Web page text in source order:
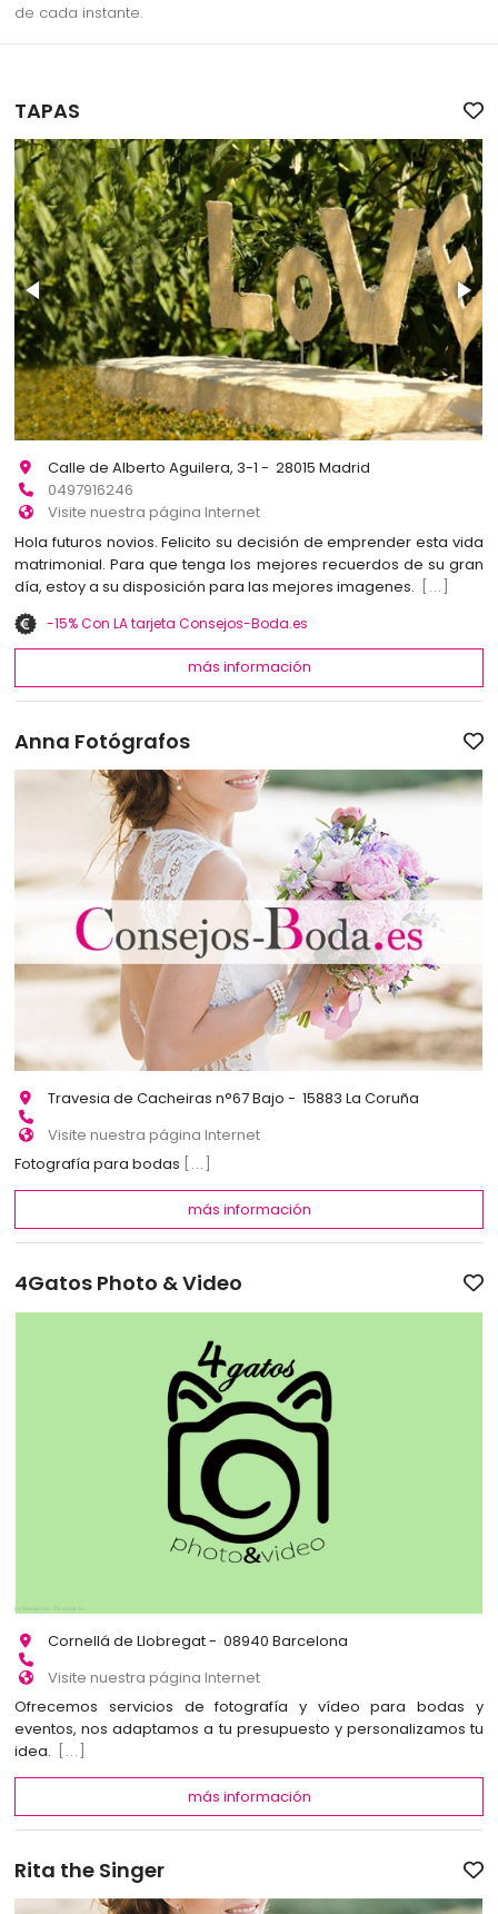
de cada instante.
TAPAS
Calle de Alberto Aguilera, 3-1 - 28015 Madrid
0497916246
Visite nuestra página Internet
Hola futuros novios. Felicito su decisión de emprender esta vida
matrimonial. Para que tenga los mejores recuerdos de su gran
día, estoy a su disposición para las mejores imagenes. [...]
-15% Con LA tarjeta Consejos-Boda.es
más información
Anna Fotógrafos
Travesia de Cacheiras n°67 Bajo - 15883 La Coruña
Visite nuestra página Internet
Fotografía para bodas
[...]
más información
4Gatos Photo & Video
Cornellá de Llobregat - 08940 Barcelona
Visite nuestra página Internet
Ofrecemos servicios de fotografía y vídeo para bodas y
eventos, nos adaptamos a tu presupuesto y personalizamos tu
idea.
[...]
más información
Rita the Singer